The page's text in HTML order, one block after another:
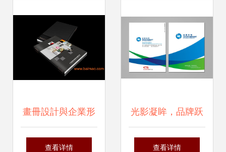
畫冊設計與企業形
象策劃 視覺營造的
查看详情
光影凝眸，品牌跃
升 东莞比高设计演
查看详情